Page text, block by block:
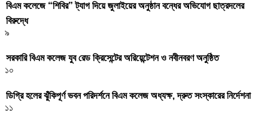
বিএম কলেজে “শিবির” ট্যাগ দিয়ে জুলাইয়ের অনুষ্ঠান বন্ধের অভিযোগ ছাত্রদলের
বিরুদ্ধে
৯
সরকারি বিএম কলেজ যুব রেড ক্রিসেন্টের অরিয়েন্টেশন ও নবীনবরণ অনুষ্ঠিত
১০
ডিগ্রি হলের ঝুঁকিপূর্ণ ভবন পরিদর্শনে বিএম কলেজ অধ্যক্ষ, দ্রুত সংস্কারের নির্দেশনা
১১